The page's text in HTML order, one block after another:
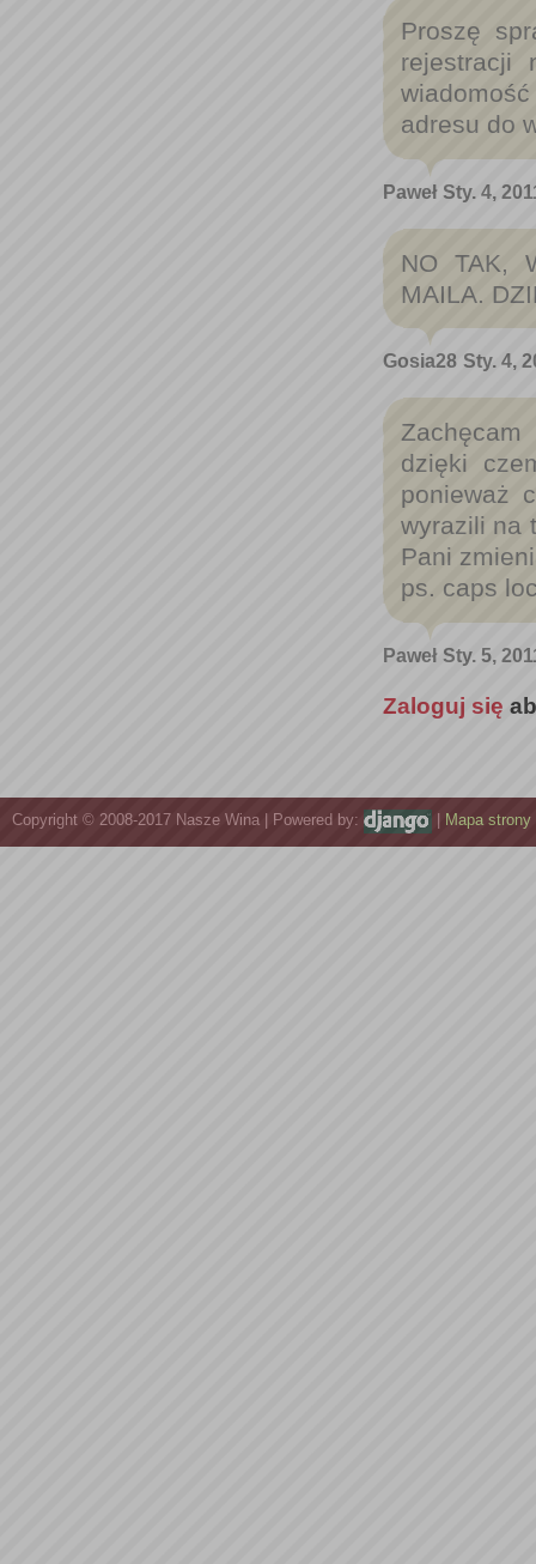
Proszę
rejestracji
adresu do
Paweł Sty. 4,
NO TAK,
MAILA.
Gosia28 Sty. 4,
dzięki
ponieważ
wyrazili na
Pani
ps. caps
Paweł Sty. 5,
Zaloguj się
Copyright © 2008-2017 Nasze Wina | Powered by: Mapa strony